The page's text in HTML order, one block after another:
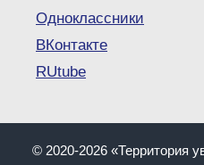
Одноклассники
ВКонтакте
RUtube
© 2020-2026 «Территория